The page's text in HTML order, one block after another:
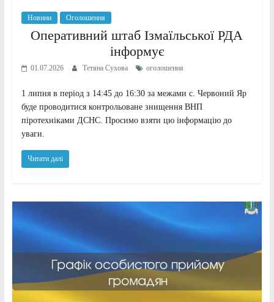
Новини Оголошення
Оперативний штаб Ізмаїльської РДА
інформує
01.07.2026 Тетяна Сухова оголошення
1 липня в період з 14:45 до 16:30 за межами с. Червоний Яр
буде проводитися контрольоване знищення ВНП
піротехніками ДСНС. Просимо взяти цю інформацію до
уваги.
Читати далі